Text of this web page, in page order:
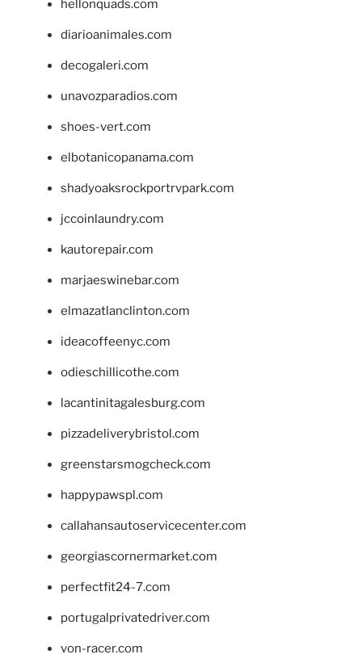
hellonquads.com
diarioanimales.com
decogaleri.com
unavozparadios.com
shoes-vert.com
elbotanicopanama.com
shadyoaksrockportrvpark.com
jccoinlaundry.com
kautorepair.com
marjaeswinebar.com
elmazatlanclinton.com
ideacoffeenyc.com
odieschillicothe.com
lacantinitagalesburg.com
pizzadeliverybristol.com
greenstarsmogcheck.com
happypawspl.com
callahansautoservicecenter.com
georgiascornermarket.com
perfectfit24-7.com
portugalprivatedriver.com
von-racer.com